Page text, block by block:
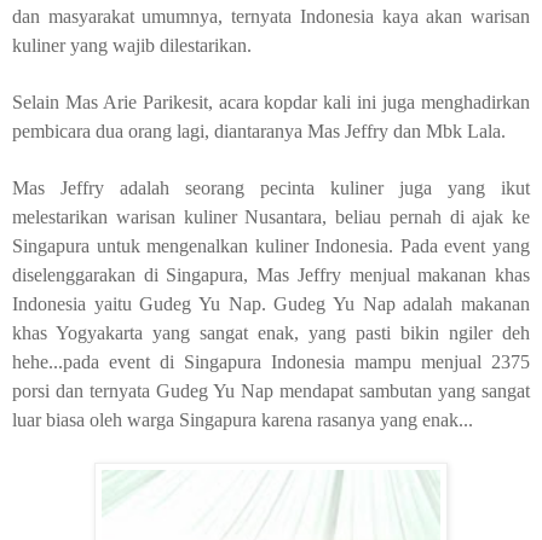
dan masyarakat umumnya, ternyata Indonesia kaya akan warisan
kuliner yang wajib dilestarikan.
Selain Mas Arie Parikesit, acara kopdar kali ini juga menghadirkan
pembicara dua orang lagi, diantaranya Mas Jeffry dan Mbk Lala.
Mas Jeffry adalah seorang pecinta kuliner juga yang ikut
melestarikan warisan kuliner Nusantara, beliau pernah di ajak ke
Singapura untuk mengenalkan kuliner Indonesia. Pada event yang
diselenggarakan di Singapura, Mas Jeffry menjual makanan khas
Indonesia yaitu Gudeg Yu Nap. Gudeg Yu Nap adalah makanan
khas Yogyakarta yang sangat enak, yang pasti bikin ngiler deh
hehe...pada event di Singapura Indonesia mampu menjual 2375
porsi dan ternyata Gudeg Yu Nap mendapat sambutan yang sangat
luar biasa oleh warga Singapura karena rasanya yang enak...